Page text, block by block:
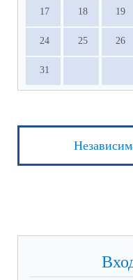
17 18 19
24 25 26
31